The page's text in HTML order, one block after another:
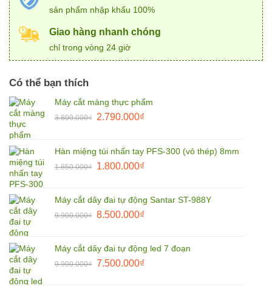
sản phẩm nhập khẩu 100%
Giao hàng nhanh chóng
chỉ trong vòng 24 giờ
Có thể bạn thích
Máy cắt màng thực phẩm
3.800.000₫
Giá
3.800.000₫.
2.790.000₫Giá
là:
2.790.000₫.
Hàn miệng túi nhấn tay PFS-300 (vỏ thép) 8mm
1.850.000₫
Giá
1.850.000₫.
1.800.000₫Giá
là:
1.800.000₫.
Máy cắt dây đai tự động Santar ST-988Y
9.900.000₫ Giá
9.900.000₫.
8.500.000₫Giá
là:
8.500.000₫.
Máy cắt dây đai tự động led 7 đoạn
9.900.000₫ Giá
7.500.000₫Giá